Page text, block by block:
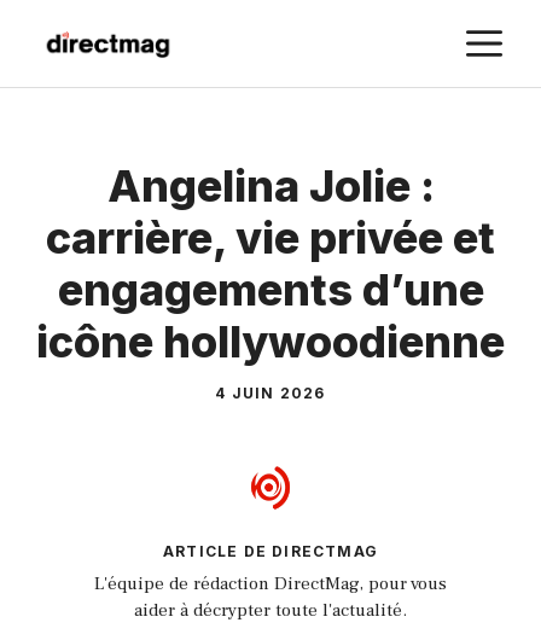
contenu
Angelina Jolie :
carrière, vie privée et
engagements d’une
icône hollywoodienne
4 JUIN 2026
ARTICLE DE DIRECTMAG
L'équipe de rédaction DirectMag, pour vous
aider à décrypter toute l'actualité.